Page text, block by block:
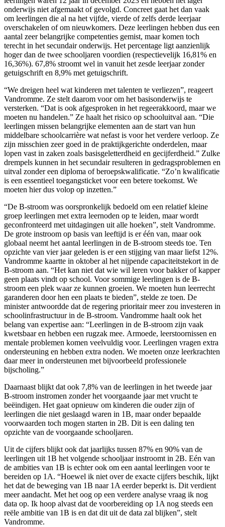
onderwijs niet afgemaakt of gevolgd. Concreet gaat het dan vaak
om leerlingen die al na het vijfde, vierde of zelfs derde leerjaar
overschakelen of om nieuwkomers. Deze leerlingen hebben dus een
aantal zeer belangrijke competenties gemist, maar komen toch
terecht in het secundair onderwijs. Het percentage ligt aanzienlijk
hoger dan de twee schooljaren voordien (respectievelijk 16,81% en
16,36%). 67,8% stroomt wel in vanuit het zesde leerjaar zonder
getuigschrift en 8,9% met getuigschrift.
“We dreigen heel wat kinderen met talenten te verliezen”, reageert
Vandromme. Ze stelt daarom voor om het basisonderwijs te
versterken. “Dat is ook afgesproken in het regeerakkoord, maar we
moeten nu handelen.” Ze haalt het risico op schooluitval aan. “Die
leerlingen missen belangrijke elementen aan de start van hun
middelbare schoolcarrière wat nefast is voor het verdere verloop. Ze
zijn misschien zeer goed in de praktijkgerichte onderdelen, maar
lopen vast in zaken zoals basisgeletterdheid en gecijferdheid.” Zulke
drempels kunnen in het secundair resulteren in gedragsproblemen en
uitval zonder een diploma of beroepskwalificatie. “Zo’n kwalificatie
is een essentieel toegangsticket voor een betere toekomst. We
moeten hier dus volop op inzetten.”
“De B-stroom was oorspronkelijk bedoeld om een relatief kleine
groep leerlingen met extra leernoden op te leiden, maar wordt
geconfronteerd met uitdagingen uit alle hoeken”, stelt Vandromme.
De grote instroom op basis van leeftijd is er één van, maar ook
globaal neemt het aantal leerlingen in de B-stroom steeds toe. Ten
opzichte van vier jaar geleden is er een stijging van maar liefst 12%.
Vandromme kaartte in oktober al het nijpende capaciteitstekort in de
B-stroom aan. “Het kan niet dat wie wil leren voor bakker of kapper
geen plaats vindt op school. Voor sommige leerlingen is de B-
stroom een plek waar ze kunnen groeien. We moeten hun leerrecht
garanderen door hen een plaats te bieden”, stelde ze toen. De
minister antwoordde dat de regering prioritair meer zou investeren in
schoolinfrastructuur in de B-stroom. Vandromme haalt ook het
belang van expertise aan: “Leerlingen in de B-stroom zijn vaak
kwetsbaar en hebben een rugzak mee. Armoede, leerstoornissen en
mentale problemen komen veelvuldig voor. Leerlingen vragen extra
ondersteuning en hebben extra noden. We moeten onze leerkrachten
daar meer in ondersteunen met bijvoorbeeld professionele
bijscholing.”
Daarnaast blijkt dat ook 7,8% van de leerlingen in het tweede jaar
B-stroom instromen zonder het voorgaande jaar met vrucht te
beëindigen. Het gaat opnieuw om kinderen die ouder zijn of
leerlingen die niet geslaagd waren in 1B, maar onder bepaalde
voorwaarden toch mogen starten in 2B. Dit is een daling ten
opzichte van de voorgaande schooljaren.
Uit de cijfers blijkt ook dat jaarlijks tussen 87% en 90% van de
leerlingen uit 1B het volgende schooljaar instroomt in 2B. Eén van
de ambities van 1B is echter ook om een aantal leerlingen voor te
bereiden op 1A. “Hoewel ik niet over de exacte cijfers beschik, lijkt
het dat de beweging van 1B naar 1A eerder beperkt is. Dit verdient
meer aandacht. Met het oog op een verdere analyse vraag ik nog
data op. Ik hoop alvast dat de voorbereiding op 1A nog steeds een
reële ambitie van 1B is en dat dit uit de data zal blijken”, stelt
Vandromme.